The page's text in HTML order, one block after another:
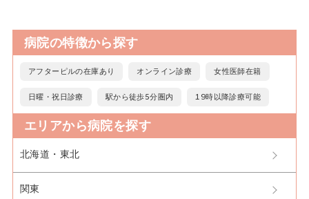
病院の特徴から探す
アフターピルの在庫あり オンライン診療 女性医師在籍
日曜・祝日診療 駅から徒歩5分圏内 19時以降診療可能
エリアから病院を探す
北海道・東北
関東